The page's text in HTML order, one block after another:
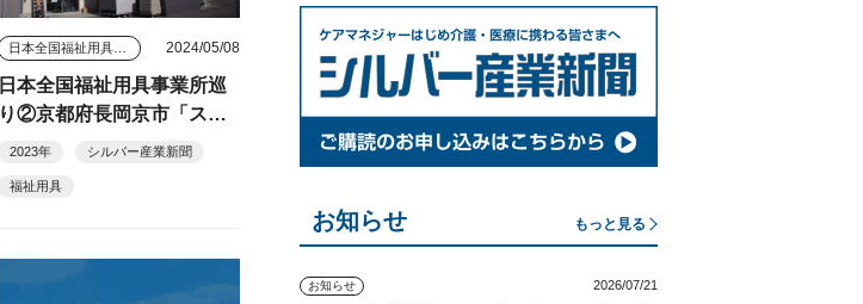
日本全国福祉用具事業所巡り 2024/05/08
日本全国福祉用具事業所巡
り②京都府長岡京市「スマ
イルケア」 制度の枠超え
2023年 シルバー産業新聞
福祉用具
お知らせ もっと見る
お知らせ 2026/07/21